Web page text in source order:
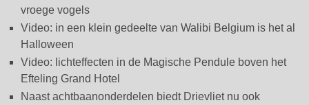
vroege vogels
Video: in een klein gedeelte van Walibi Belgium is het al
Halloween
Video: lichteffecten in de Magische Pendule boven het
Efteling Grand Hotel
Naast achtbaanonderdelen biedt Drievliet nu ook